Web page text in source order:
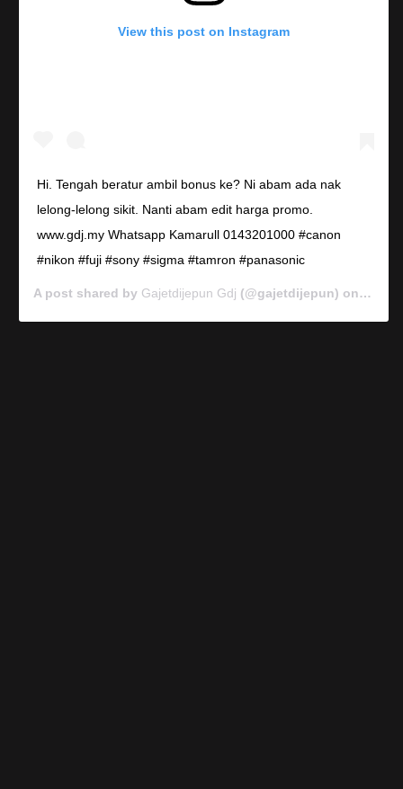
View this post on Instagram
Hi. Tengah beratur ambil bonus ke? Ni abam ada nak
lelong-lelong sikit. Nanti abam edit harga promo.
www.gdj.my Whatsapp Kamarull 0143201000 #canon
#nikon #fuji #sony #sigma #tamron #panasonic
A post shared by Gajetdijepun Gdj (@gajetdijepun) on Jan 7,